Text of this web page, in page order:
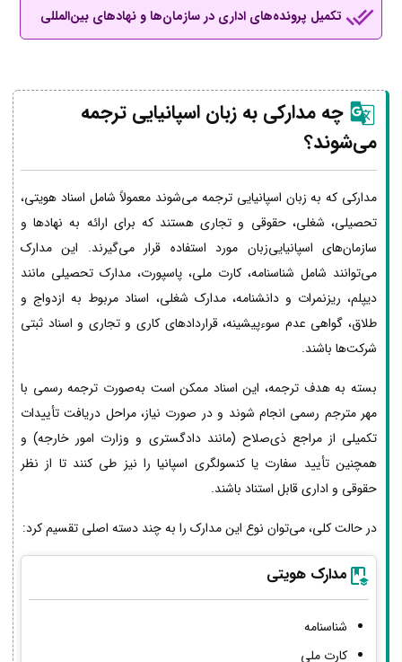
تکمیل پرونده‌های اداری در سازمان‌ها و نهادهای بین‌المللی
چه مدارکی به زبان اسپانیایی ترجمه
می‌شوند؟
مدارکی که به زبان اسپانیایی ترجمه می‌شوند معمولاً شامل اسناد هویتی،
تحصیلی، شغلی، حقوقی و تجاری هستند که برای ارائه به نهادها و
سازمان‌های اسپانیایی‌زبان مورد استفاده قرار می‌گیرند. این مدارک
می‌توانند شامل شناسنامه، کارت ملی، پاسپورت، مدارک تحصیلی مانند
دیپلم، ریزنمرات و دانشنامه، مدارک شغلی، اسناد مربوط به ازدواج و
طلاق، گواهی عدم سوءپیشینه، قراردادهای کاری و تجاری و اسناد ثبتی
شرکت‌ها باشند.
بسته به هدف ترجمه، این اسناد ممکن است به‌صورت ترجمه رسمی با
مهر مترجم رسمی انجام شوند و در صورت نیاز، مراحل دریافت تأییدات
تکمیلی از مراجع ذی‌صلاح (مانند دادگستری و وزارت امور خارجه) و
همچنین تأیید سفارت یا کنسولگری اسپانیا را نیز طی کنند تا از نظر
حقوقی و اداری قابل استناد باشند.
در حالت کلی، می‌توان نوع این مدارک را به چند دسته اصلی تقسیم کرد:
مدارک هویتی
شناسنامه
کارت ملی